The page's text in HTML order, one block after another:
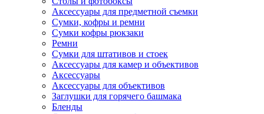
Аксессуары для предметной съемки
Сумки, кофры и ремни
Сумки кофры рюкзаки
Ремни
Сумки для штативов и стоек
Аксессуары для камер и объективов
Аксессуары
Аксессуары для объективов
Заглушки для горячего башмака
Бленды